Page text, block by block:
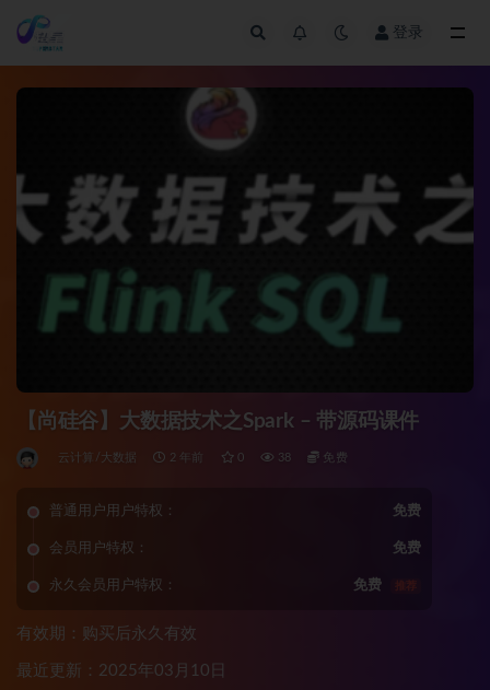
登录
【尚硅谷】大数据技术之Spark – 带源码课件
云计算/大数据 2 年前 0 38 免费
普通用户用户特权： 免费
会员用户特权： 免费
永久会员用户特权： 免费 推荐
有效期：购买后永久有效
最近更新：2025年03月10日